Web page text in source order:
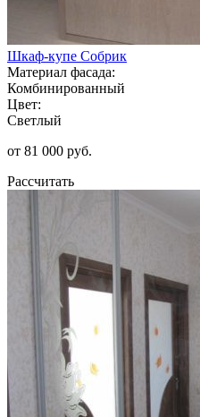
Шкаф-купе Собрик
Материал фасада:
Комбинированный
Цвет:
Светлый
от 81 000 руб.
Рассчитать